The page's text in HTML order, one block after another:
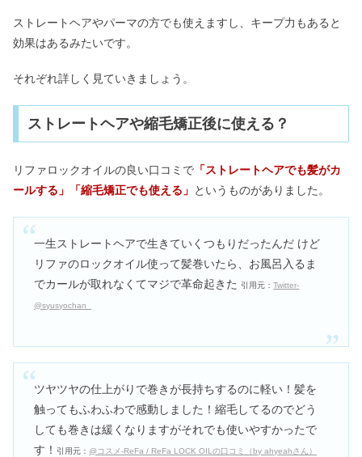
ストレートヘアやパーマの方でも使えますし、キープ力もあると
効果はあるみたいです。
それぞれ詳しく見ていきましょう。
ストレートヘアや縮毛矯正後に使える？
リファロックオイルの良い口コミで 「ストレートヘアでも髪がカ
ールする」「縮毛矯正でも使える」 というものがありました。
一生ストレートヘアで生きていくつもりだったんだ けど
リファのロックオイル使って髪巻いたら、お風呂入るま
でカールが取れなくてマジで革命起きた
引用元：Twitter-
@syusyochan_
ツヤツヤの仕上がりで巻きが長持ちするのに軽い！髪を
触ってもふわふわで感動しました！縮毛してるのでどう
しても巻きは緩くなりますがそれでも使いやすかったで
す！
引用元： @コスメ-ReFa / ReFa LOCK OILの口コミ（by ahyeahさん）